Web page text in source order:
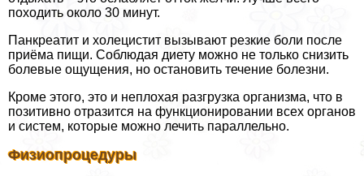
походить около 30 минут.
Панкреатит и холецистит вызывают резкие боли после
приёма пищи. Соблюдая диету можно не только снизить
болевые ощущения, но остановить течение болезни.
Кроме этого, это и неплохая разгрузка организма, что в
позитивно отразится на функционировании всех органов
и систем, которые можно лечить параллельно.
Физиопроцедуры